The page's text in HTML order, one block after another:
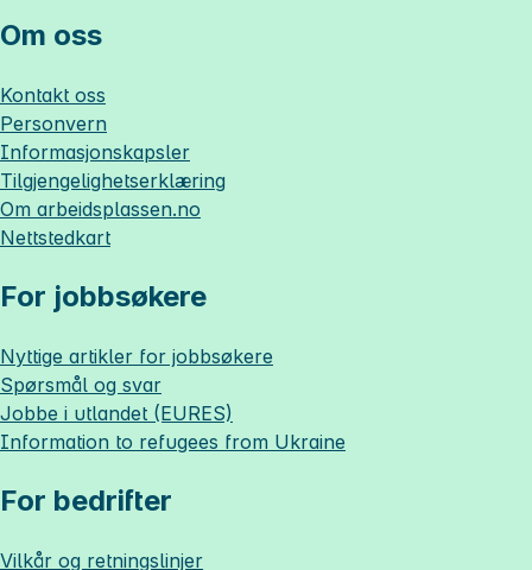
Om oss
Kontakt oss
Personvern
Informasjonskapsler
Tilgjengelighetserklæring
Om arbeidsplassen.no
Nettstedkart
For jobbsøkere
Nyttige artikler for jobbsøkere
Spørsmål og svar
Jobbe i utlandet (EURES)
Information to refugees from Ukraine
For bedrifter
Vilkår og retningslinjer